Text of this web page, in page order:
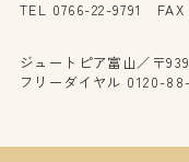
TEL 0766-22-9791 FAX
ジュートピア富山／〒
フリーダイヤル 0120-